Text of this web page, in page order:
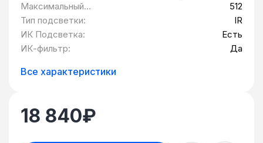
MicroSDXC
Максимальный
объем карты
памяти:
512
Тип подсветки:
IR
ИК Подсветка:
Есть
ИК-фильтр:
Да
Все характеристики
18 840₽